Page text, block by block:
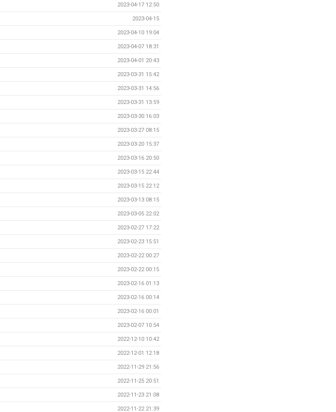
2023-04-17 12:50
2023-04-15
2023-04-10 19:04
2023-04-07 18:31
2023-04-01 20:43
2023-03-31 15:42
2023-03-31 14:56
2023-03-31 13:59
2023-03-30 16:03
2023-03-27 08:15
2023-03-20 15:37
2023-03-16 20:50
2023-03-15 22:44
2023-03-15 22:12
2023-03-13 08:15
2023-03-05 22:02
2023-02-27 17:22
2023-02-23 15:51
2023-02-22 00:27
2023-02-22 00:15
2023-02-16 01:13
2023-02-16 00:14
2023-02-16 00:01
2023-02-07 10:54
2022-12-10 10:42
2022-12-01 12:18
2022-11-29 21:56
2022-11-25 20:51
2022-11-23 21:08
2022-11-22 21:39